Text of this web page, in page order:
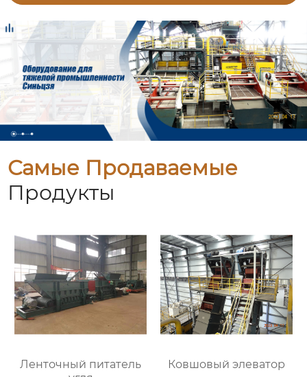
Самые Продаваемые
Продукты
Ленточный питатель
Ковшовый элеватор